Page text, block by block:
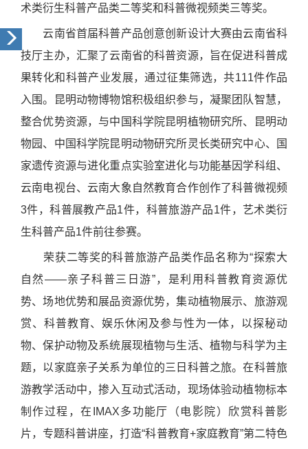
术类衍生科普产品类二等奖和科普微视频类三等奖。
云南省首届科普产品创意创新设计大赛由云南省科
技厅主办，汇聚了云南省的科普资源，旨在促进科普成
果转化和科普产业发展，通过征集筛选，共111件作品
入围。昆明动物博物馆积极组织参与，凝聚团队智慧，
整合优势资源，与中国科学院昆明植物研究所、昆明动
物园、中国科学院昆明动物研究所灵长类研究中心、国
家遗传资源与进化重点实验室进化与功能基因学科组、
云南电视台、云南大象自然教育合作创作了科普微视频
3件，科普展教产品1件，科普旅游产品1件，艺术类衍
生科普产品1件前往参赛。
荣获二等奖的科普旅游产品类作品名称为“探索大
自然——亲子科普三日游”，是利用科普教育资源优
势、场地优势和展品资源优势，集动植物展示、旅游观
赏、科普教育、娱乐休闲及参与性为一体，以探秘动
物、保护动物及系统展现植物与生活、植物与科学为主
题，以家庭亲子关系为单位的三日科普之旅。在科普旅
游教学活动中，掺入互动式活动，现场体验动植物标本
制作过程，在IMAX多功能厅（电影院）欣赏科普影
片，专题科普讲座，打造“科普教育+家庭教育”第二特色